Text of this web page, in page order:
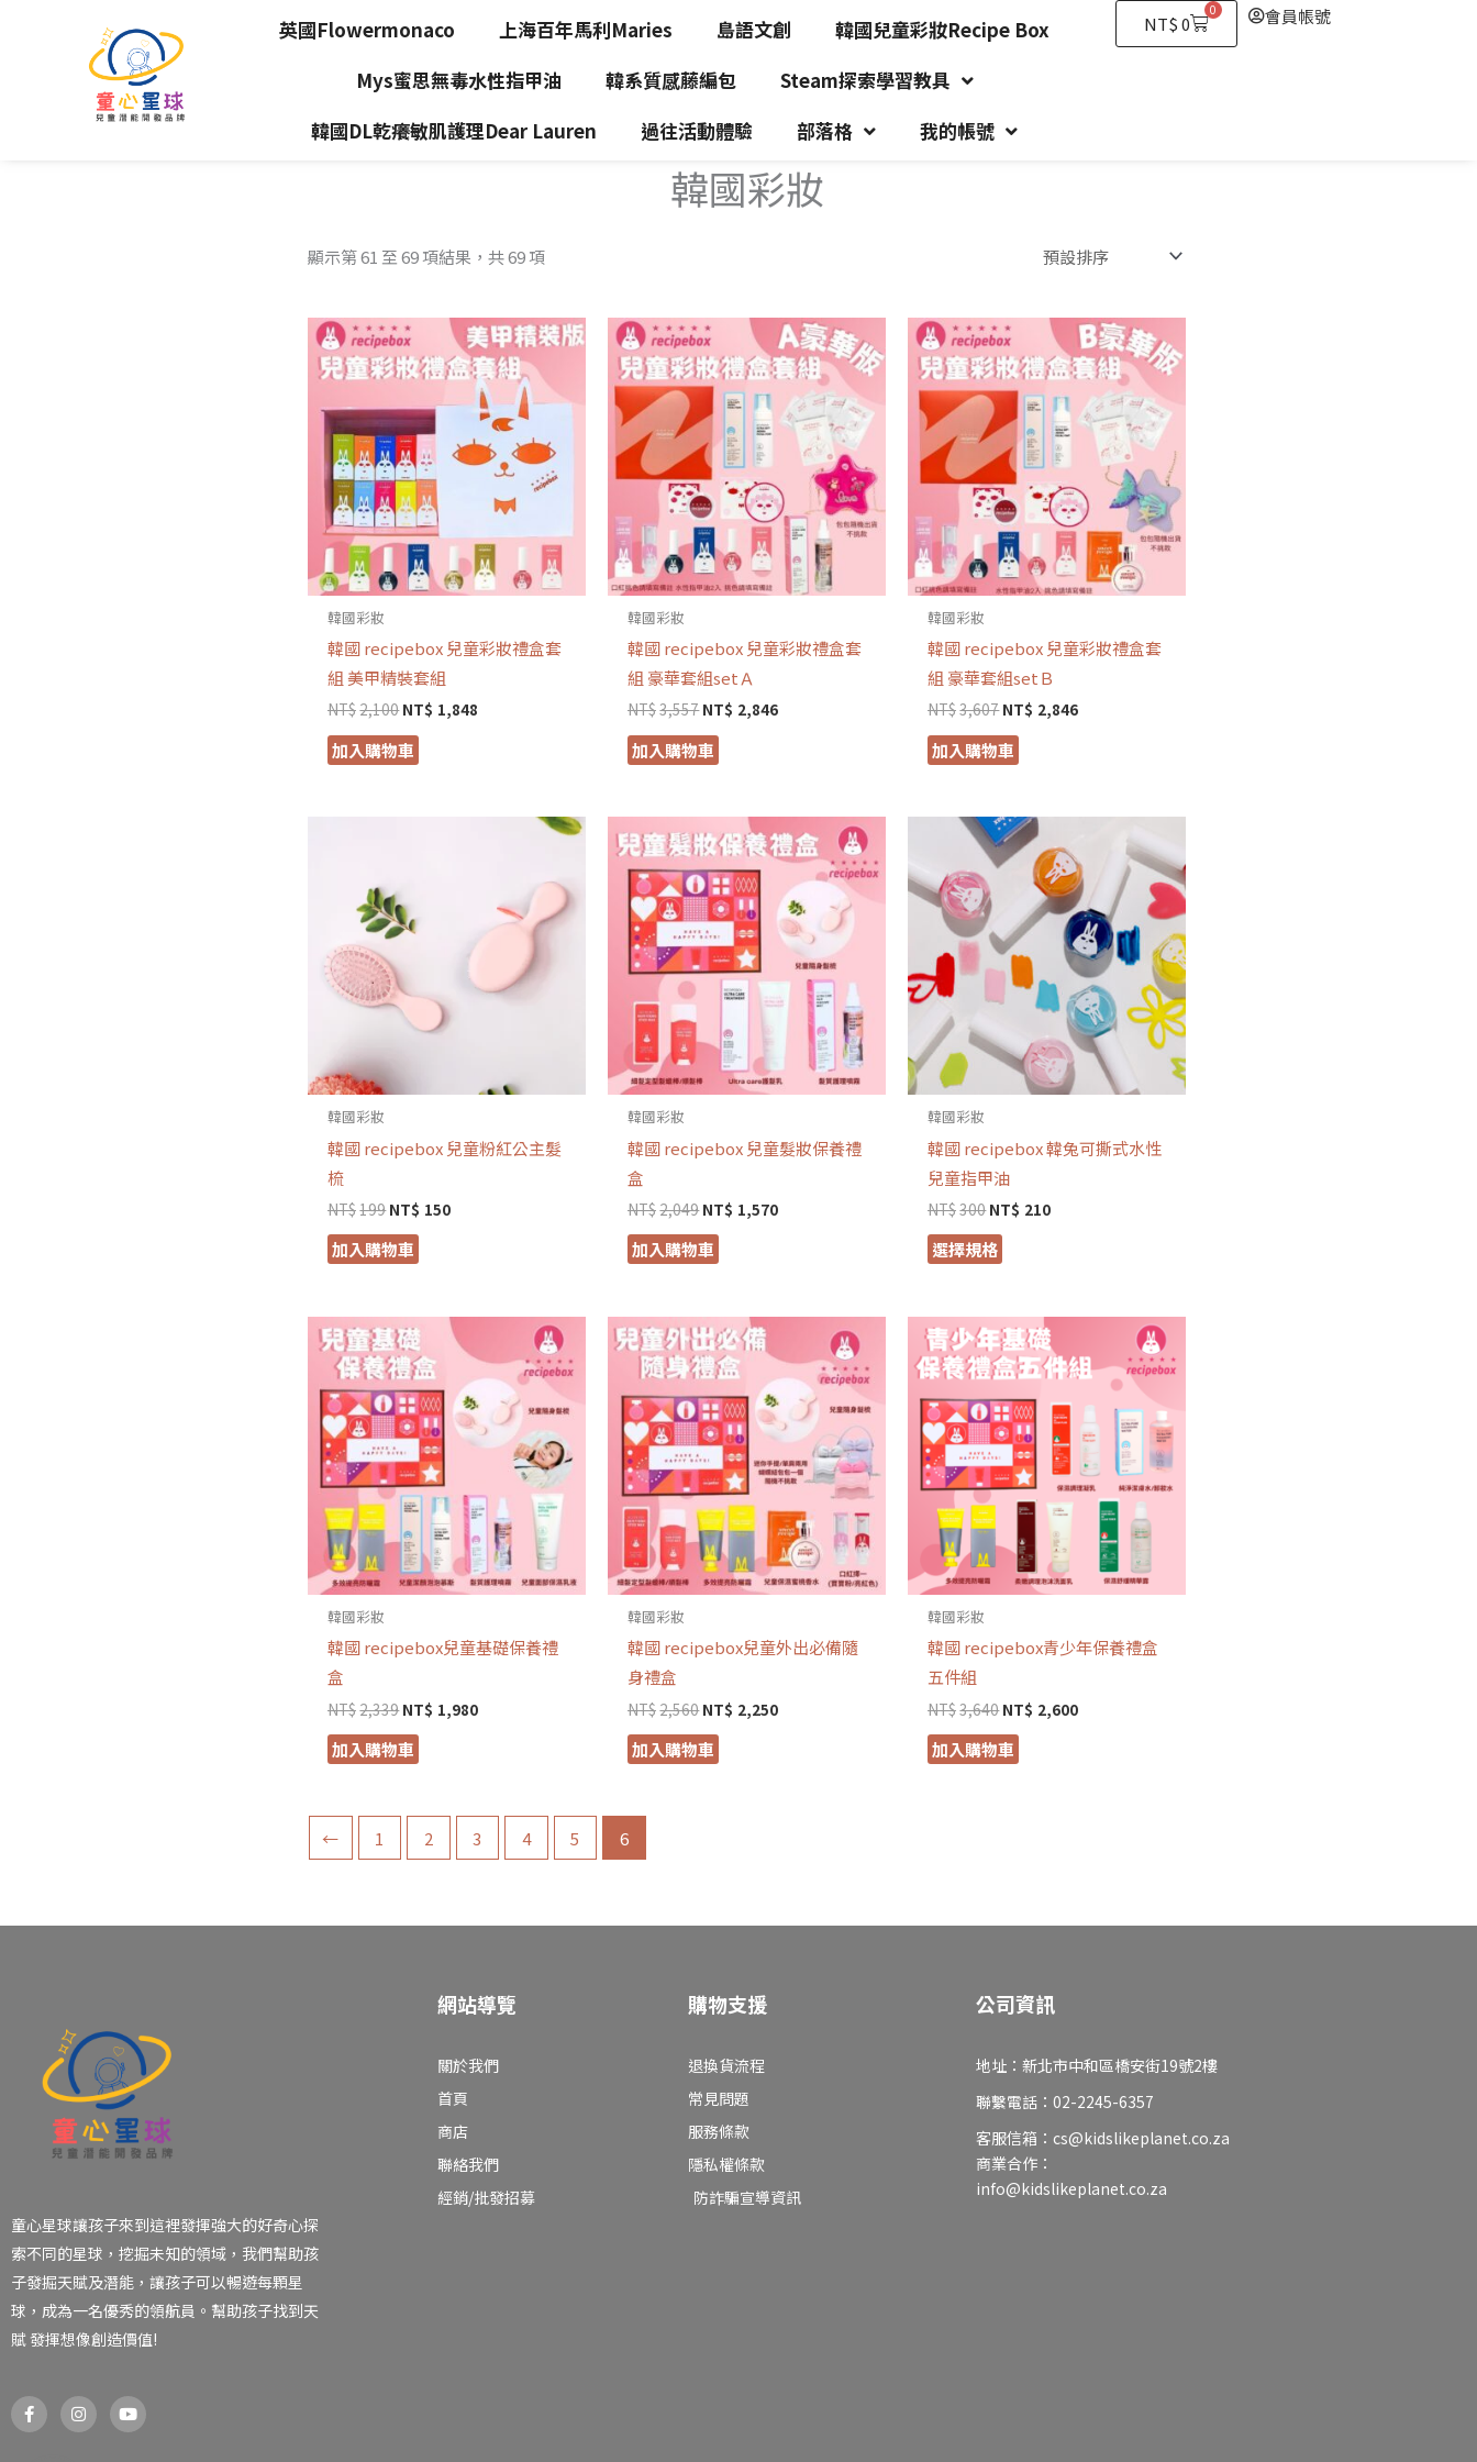
英國Flowermonaco 上海百年馬利Maries 島語文創
韓國兒童彩妝Recipe Box
Mys蜜思無毒水性指甲油
韓系質感藤編包
Steam探索學習教具
韓國DL乾癢敏肌護理Dear Lauren
過往活動體驗 部落格 我的帳號
NT$ 0
0
購
物
會員帳號
韓國彩妝
顯示第 61 至 69 項結果，共 69 項
韓國彩妝
韓國 recipebox 兒童彩妝禮盒套
組 美甲精裝套組
NT$2,100NT$ 1,848
加入購物車
韓國彩妝
韓國 recipebox 兒童彩妝禮盒套
組 豪華套組setＡ
NT$3,557NT$ 2,846
加入購物車
韓國彩妝
韓國 recipebox 兒童彩妝禮盒套
組 豪華套組setＢ
NT$3,607NT$ 2,846
加入購物車
韓國彩妝
韓國 recipebox 兒童粉紅公主髮
梳
NT$199NT$ 150
加入購物車
韓國彩妝
韓國 recipebox 兒童髮妝保養禮
盒
NT$2,049NT$ 1,570
加入購物車
韓國彩妝
韓國 recipebox 韓兔可撕式水性
兒童指甲油
NT$300NT$ 210
選擇規格
韓國彩妝
韓國 recipebox兒童基礎保養禮
盒
NT$2,339NT$ 1,980
加入購物車
韓國彩妝
韓國 recipebox兒童外出必備隨
身禮盒
NT$2,560NT$ 2,250
加入購物車
韓國彩妝
韓國 recipebox青少年保養禮盒
五件組
NT$3,640NT$ 2,600
加入購物車
← 1 2 3 4 5 6
童心星球讓孩子來到這裡發揮強大的好奇心探
索不同的星球，挖掘未知的領域，我們幫助孩
子發掘天賦及潛能，讓孩子可以暢遊每顆星
球，成為一名優秀的領航員。幫助孩子找到天
賦 發揮想像創造價值!
F
a
c
I
n
s
Y
o
u
網站導覽
關於我們
首頁
商店
聯絡我們
經銷/批發招募
購物支援
退換貨流程
常見問題
服務條款
隱私權條款
防詐騙宣導資訊
公司資訊
地址：新北市中和區橋安街19號2樓
聯繫電話：02-2245-6357
客服信箱：cs@kidslikeplanet.co.za
商業合作：
info@kidslikeplanet.co.za